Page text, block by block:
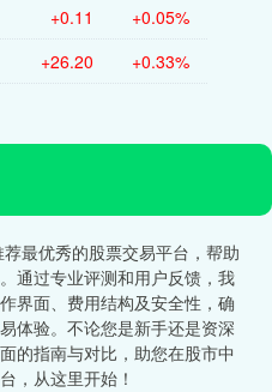
+0.11 +0.05%
+26.20 +0.33%
最优秀的股票交易平台，帮助
通过专业评测和用户反馈，我
界面、费用结构及安全性，确
体验。不论您是新手还是资深
的指南与对比，助您在股市中
，从这里开始！